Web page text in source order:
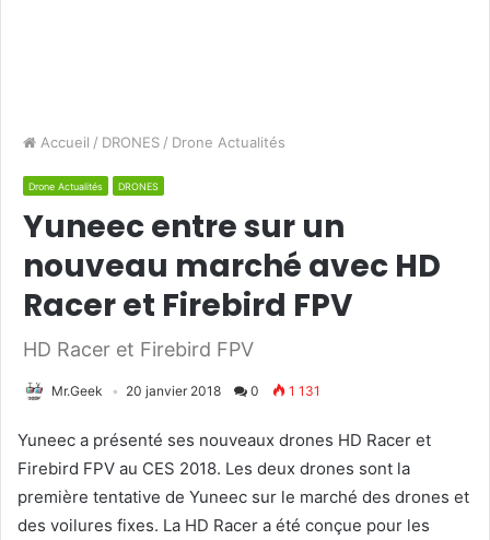
Accueil / DRONES / Drone Actualités
Drone Actualités DRONES
Yuneec entre sur un
nouveau marché avec HD
Racer et Firebird FPV
HD Racer et Firebird FPV
Mr.Geek 20 janvier 2018 0 1 131
Yuneec a présenté ses nouveaux drones HD Racer et
Firebird FPV au CES 2018. Les deux drones sont la
première tentative de Yuneec sur le marché des drones et
des voilures fixes. La HD Racer a été conçue pour les